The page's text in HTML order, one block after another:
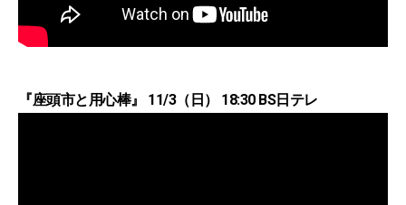
『座頭市と用心棒』 11/3（日） 18:30 BS日テレ